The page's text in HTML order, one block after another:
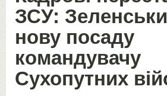
ЗСУ:
нову посаду
командувачу
Сухопутних